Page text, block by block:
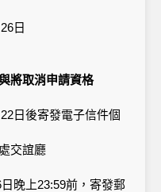
日
將取消申請資格
日後寄發電子信件個
交誼廳
晚上23:59前，寄發郵